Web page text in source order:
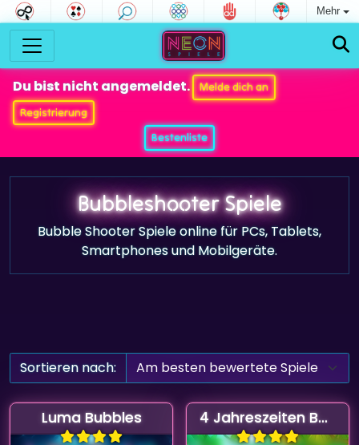
Mehr
Du bist nicht angemeldet.
Melde dich an
Registrierung
Bestenliste
Bubbleshooter Spiele
Bubble Shooter Spiele online für PCs, Tablets,
Smartphones und Mobilgeräte.
Sortieren nach:
Luma Bubbles 4 Jahreszeiten Bubbles